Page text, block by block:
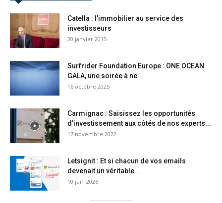
Catella : l’immobilier au service des
investisseurs
20 janvier 2015
Surfrider Foundation Europe : ONE OCEAN
GALA, une soirée à ne...
16 octobre 2025
Carmignac : Saisissez les opportunités
d’investissement aux côtés de nos experts...
17 novembre 2022
Letsignit : Et si chacun de vos emails
devenait un véritable...
10 juin 2026